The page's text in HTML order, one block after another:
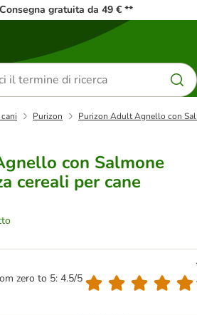
Consegna gratuita da 49 € **
Purizon Purizon Adult Agnello con
con Salmone
cereali per cane
zero to 5: 4.5/5